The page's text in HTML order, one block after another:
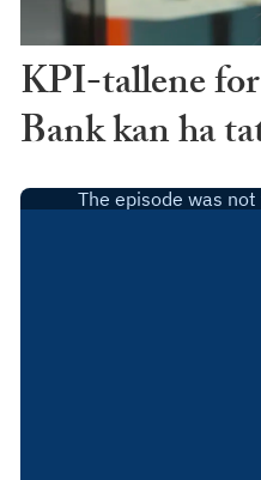
KPI-tallene
Bank kan ha